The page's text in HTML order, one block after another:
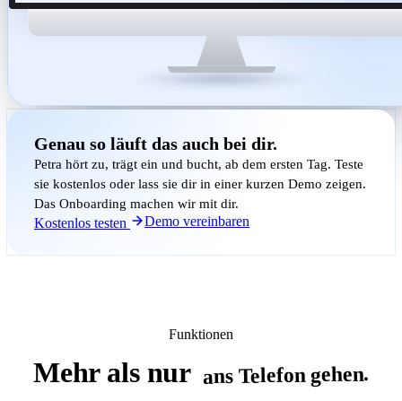
Genau so läuft das auch bei dir.
Petra hört zu, trägt ein und bucht, ab dem ersten Tag. Teste
sie kostenlos oder lass sie dir in einer kurzen Demo zeigen.
Das Onboarding machen wir mit dir.
Kostenlos testen Demo vereinbaren
Funktionen
Mehr als nur ans Telefon gehen.